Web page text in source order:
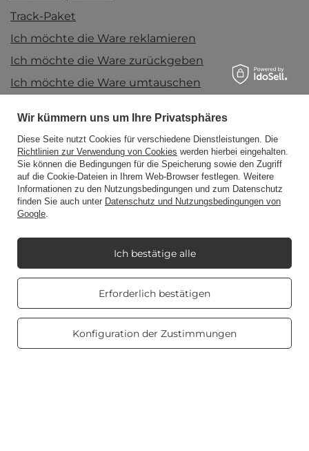
Track-Paket
Ich möchte die Ware reklamieren
Ich möchte die Ware zurückgeben
Ich möchte die Ware umtauschen
Konto
Informationen
Mein Candle World
Produktinformation
Wir kümmern uns um Ihre Privatsphäres
Diese Seite nutzt Cookies für verschiedene Dienstleistungen. Die
Richtlinien zur Verwendung von Cookies werden hierbei eingehalten.
Sie können die Bedingungen für die Speicherung sowie den Zugriff
auf die Cookie-Dateien in Ihrem Web-Browser festlegen. Weitere
Informationen zu den Nutzungsbedingungen und zum Datenschutz
finden Sie auch unter Datenschutz und Nutzungsbedingungen von
Google.
Erforderlich bestätigen
Konfiguration der Zustimmungen
Ich bestätige alle